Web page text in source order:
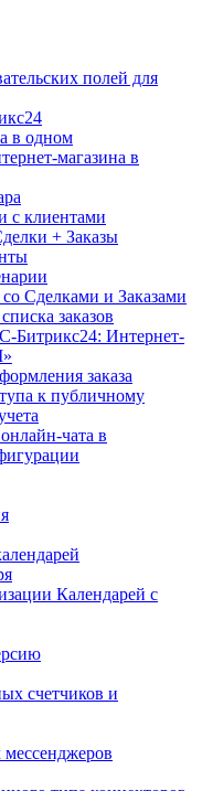
полей для
в одном
магазина в
с клиентами
+ Заказы
Сделками и Заказами
заказов
Битрикс24: Интернет-
заказа
к публичному
чата в
Календарей с
счетчиков и